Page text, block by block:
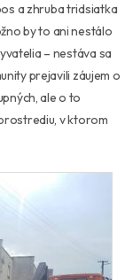
a zhruba tridsiatka
by to ani nestálo
– nestáva sa
prejavili záujem o
ale o to
v ktorom